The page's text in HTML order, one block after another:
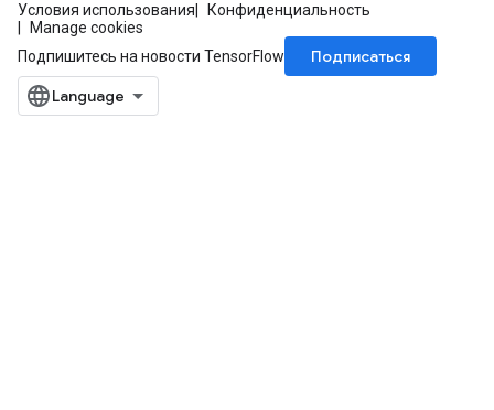
Условия использования
Конфиденциальность
Manage cookies
Подпишитесь на новости TensorFlow
Подписаться